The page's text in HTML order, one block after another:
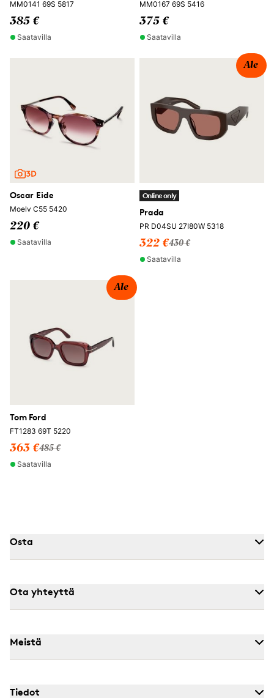
MM0141 69S 5817
385 €
Saatavilla
MM0167 69S 5416
375 €
Saatavilla
Oscar Eide
Moelv C55 5420
220 €
Saatavilla
Ale
Online only
Prada
PR D04SU 27I80W 5318
322 €430 €
Saatavilla
Ale
Tom Ford
FT1283 69T 5220
363 €485 €
Saatavilla
Osta
Ota yhteyttä
Meistä
Tiedot